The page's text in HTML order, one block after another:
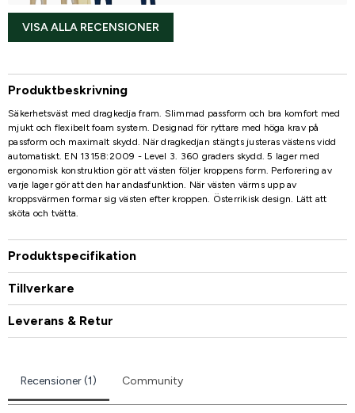
VISA ALLA RECENSIONER
Produktbeskrivning
Säkerhetsväst med dragkedja fram. Slimmad passform och bra komfort med
mjukt och flexibelt foam system. Designad för ryttare med höga krav på
passform och maximalt skydd. När dragkedjan stängts justeras västens vidd
automatiskt. EN 13158:2009 - Level 3. 360 graders skydd. 5 lager med
ergonomisk konstruktion gör att västen följer kroppens form. Perforering av
varje lager gör att den har andasfunktion. När västen värms upp av
kroppsvärmen formar sig västen efter kroppen. Österrikisk design. Lätt att
sköta och tvätta.
Produktspecifikation
Tillverkare
Leverans & Retur
Recensioner (1) Community